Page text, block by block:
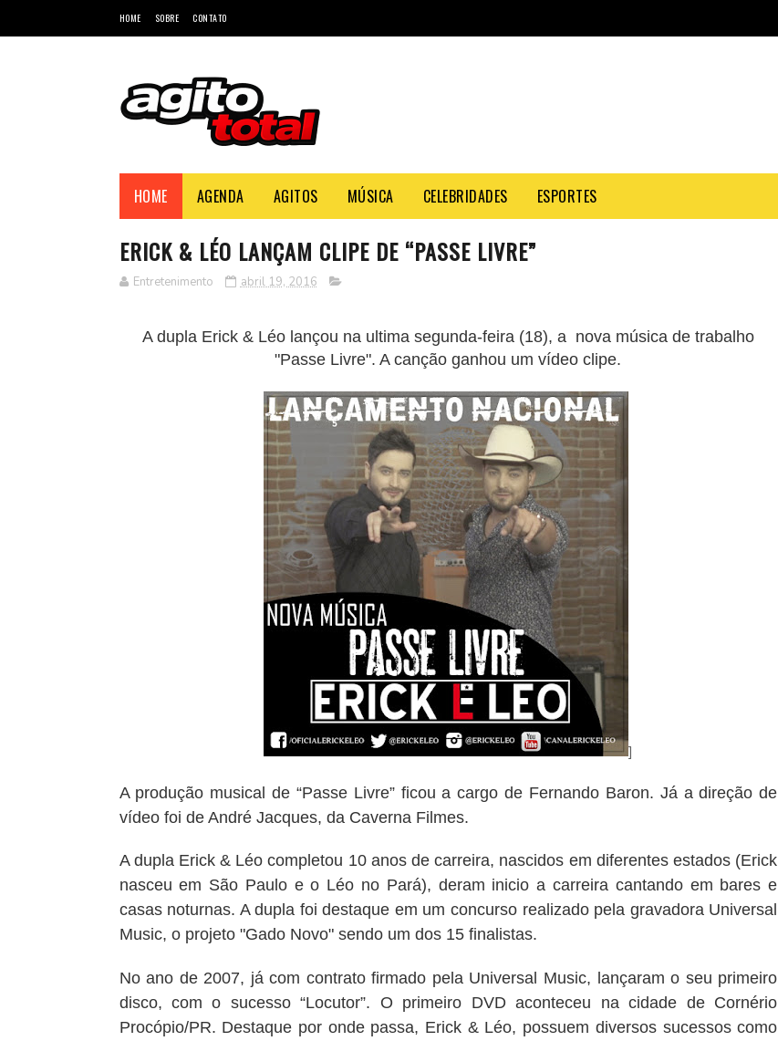
HOME SOBRE CONTATO
HOME AGENDA AGITOS MÚSICA CELEBRIDADES ESPORTES
ERICK & LÉO LANÇAM CLIPE DE “PASSE LIVRE”
Entretenimento abril 19, 2016
A dupla Erick & Léo lançou na ultima segunda-feira (18), a nova música de trabalho
"Passe Livre". A canção ganhou um vídeo clipe.
]
A produção musical de “Passe Livre” ficou a cargo de Fernando Baron. Já a direção de
vídeo foi de André Jacques, da Caverna Filmes.
A dupla Erick & Léo completou 10 anos de carreira, nascidos em diferentes estados (Erick
nasceu em São Paulo e o Léo no Pará), deram inicio a carreira cantando em bares e
casas noturnas. A dupla foi destaque em um concurso realizado pela gravadora Universal
Music, o projeto "Gado Novo" sendo um dos 15 finalistas.
No ano de 2007, já com contrato firmado pela Universal Music, lançaram o seu primeiro
disco, com o sucesso “Locutor”. O primeiro DVD aconteceu na cidade de Cornério
Procópio/PR. Destaque por onde passa, Erick & Léo, possuem diversos sucessos como